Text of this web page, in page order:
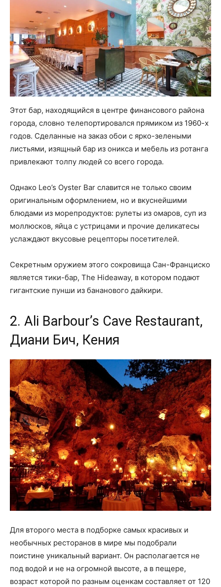
Этот бар, находящийся в центре финансового района
города, словно телепортировался прямиком из 1960-х
годов. Сделанные на заказ обои с ярко-зелеными
листьями, изящный бар из оникса и мебель из ротанга
привлекают толпу людей со всего города.
Однако Leo’s Oyster Bar славится не только своим
оригинальным оформлением, но и вкуснейшими
блюдами из морепродуктов: рулеты из омаров, суп из
моллюсков, яйца с устрицами и прочие деликатесы
услаждают вкусовые рецепторы посетителей.
Секретным оружием этого сокровища Сан-Франциско
является тики-бар, The Hideaway, в котором подают
гигантские пунши из бананового дайкири.
2. Ali Barbour’s Cave Restaurant,
Диани Бич, Кения
Для второго места в подборке самых красивых и
необычных ресторанов в мире мы подобрали
поистине уникальный вариант. Он располагается не
под водой и не на огромной высоте, а в пещере,
возраст которой по разным оценкам составляет от 120